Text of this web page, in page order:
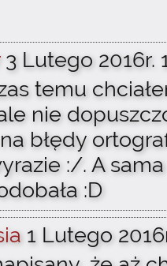
3 Lutego 2016r.
temu
nie
błędy
:/. A
:D
1 Lutego